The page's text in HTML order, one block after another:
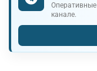
канале.